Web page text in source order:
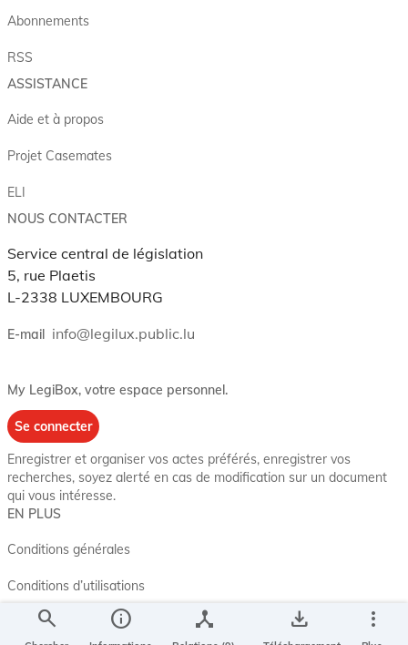
search info device_hub save_alt more_vert
Abonnements
RSS
ASSISTANCE
Aide et à propos
Projet Casemates
ELI
NOUS CONTACTER
Service central de législation
5, rue Plaetis
L-2338 LUXEMBOURG
E-mail info@legilux.public.lu
My LegiBox, votre espace personnel.
Se connecter
Enregistrer et organiser vos actes préférés, enregistrer vos
recherches, soyez alerté en cas de modification sur un document
qui vous intéresse.
EN PLUS
Conditions générales
Conditions d’utilisations
Accessibilité